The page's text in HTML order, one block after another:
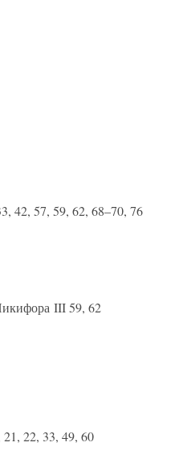
42, 57, 59, 62, 68–70, 76
III 59, 62
22, 33, 49, 60